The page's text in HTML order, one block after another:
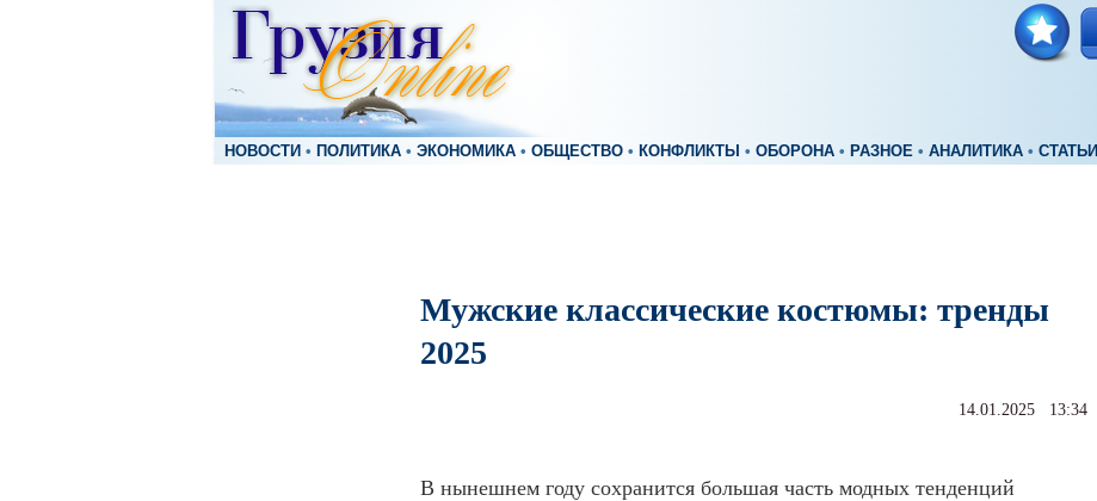
НОВОСТИ • ПОЛИТИКА • ЭКОНОМИКА • ОБЩЕСТВО • КОНФЛИКТЫ • ОБОРОНА • РАЗНОЕ • АНАЛИТИКА • СТАТЬИ
Мужские классические костюмы: тренды
2025
14.01.2025 13:34
В нынешнем году сохранится большая часть модных тенденций